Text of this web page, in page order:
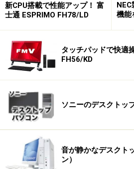
新CPU搭載で性能アップ！ 富
士通 ESPRIMO FH78/LD
機能
タッチパッドで快適
FH56/KD
ソニーのデスクトッ
音が静かなデスクト
ン）